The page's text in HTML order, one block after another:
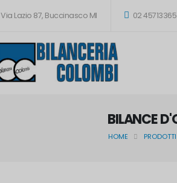
Via Lazio 87, Buccinasco MI 02 45713365
BILANCE
HOME PRODOTTI